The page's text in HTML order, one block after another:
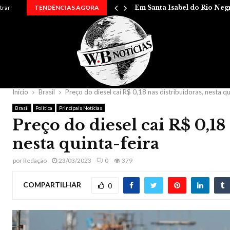
TENDÊNCIAS AGORA Em Santa Isabel do Rio
Início Brasil Preço do diesel cai R$ 0,18 nas distribuidoras, nesta
Brasil Política Principais Notícias
Preço do diesel cai R$
nesta quinta-feira
por Redação 23/03/2023 0 379
COMPARTILHAR 0